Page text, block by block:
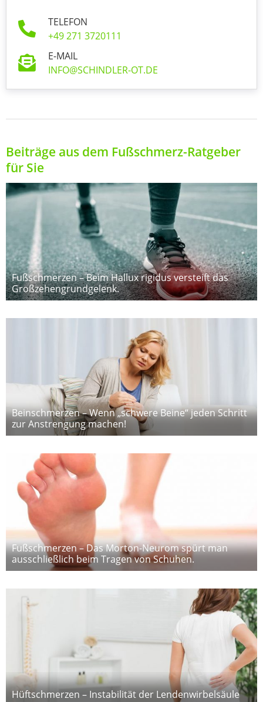
TELEFON
+49 271 3720111
E-MAIL
INFO@SCHINDLER-OT.DE
Beiträge aus dem Fußschmerz-Ratgeber
für Sie
Fußschmerzen – Beim Hallux rigidus versteift das
Großzehengrundgelenk.
Beinschmerzen – Wenn „schwere Beine“ jeden Schritt
zur Anstrengung machen!
Fußschmerzen – Das Morton-Neurom spürt man
ausschließlich beim Tragen von Schuhen.
Hüftschmerzen – Instabilität der Lendenwirbelsäule